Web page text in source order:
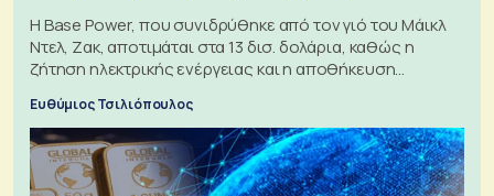
Η Base Power, που συνιδρύθηκε από τον γιό του Μάικλ
Ντελ, Ζακ, αποτιμάται στα 13 δισ. δολάρια, καθώς η
ζήτηση ηλεκτρικής ενέργειας και η αποθήκευση
Ευθύμιος Τσιλιόπουλος